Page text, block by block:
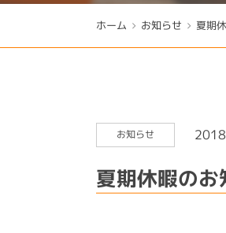
ホーム お知らせ 夏期
お知らせ
夏期休暇のお